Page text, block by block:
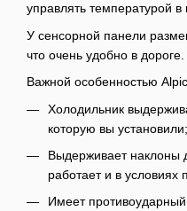
управлять температурой
У сенсорной панели
что очень удобно в дороге.
Важной особенностью
Холодильник
которую вы установили;
Выдерживает наклоны
работает и в условиях
Имеет